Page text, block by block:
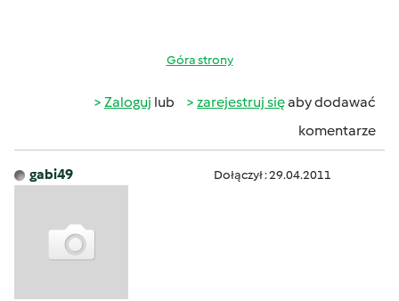
Góra strony
Zaloguj lub zarejestruj sięaby dodawać
komentarze
gabi49 Dołączył : 29.04.2011